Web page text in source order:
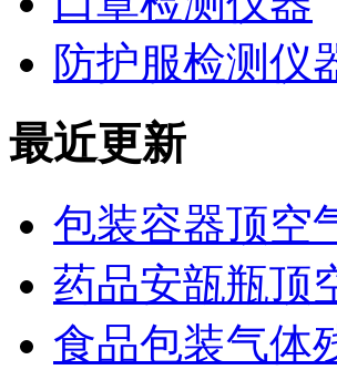
防护服检测仪
最近更新
包装容器顶空
药品安瓿瓶顶
食品包装气体